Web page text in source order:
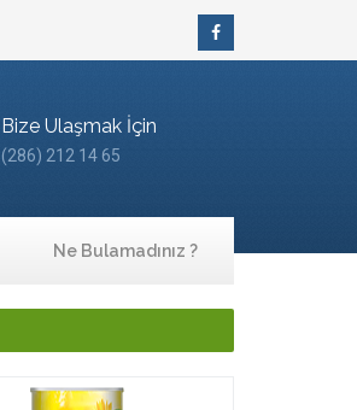
Bize Ulaşmak İçin
(286) 212 14 65
Ne Bulamadınız ?